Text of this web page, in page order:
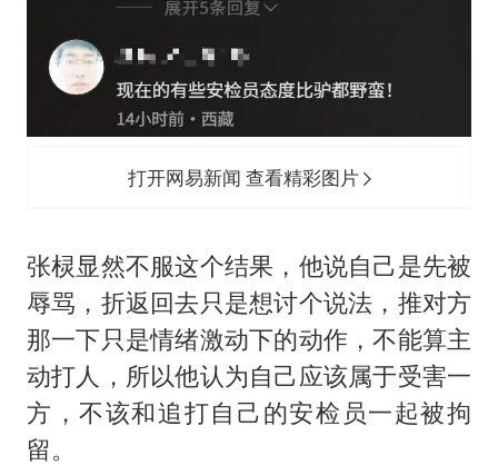
打开网易新闻 查看精彩图片
张棂显然不服这个结果，他说自己是先被
辱骂，折返回去只是想讨个说法，推对方
那一下只是情绪激动下的动作，不能算主
动打人，所以他认为自己应该属于受害一
方，不该和追打自己的安检员一起被拘
留。